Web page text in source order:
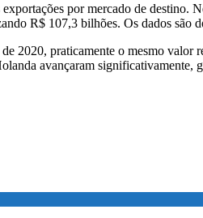
por mercado de destino.
R$ 107,3 bilhões. Os dados são
2020, praticamente o mesmo
avançaram significativamente,